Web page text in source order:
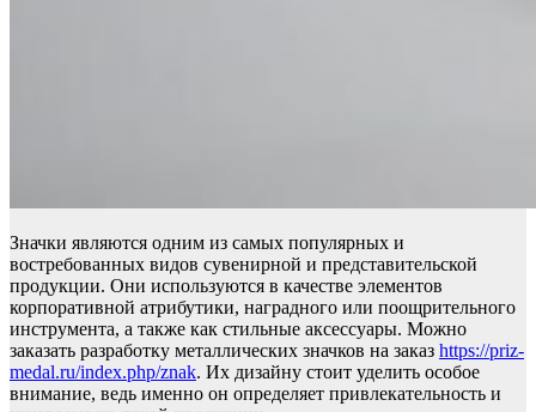
Значки являются одним из самых популярных и
востребованных видов сувенирной и представительской
продукции. Они используются в качестве элементов
корпоративной атрибутики, наградного или поощрительного
инструмента, а также как стильные аксессуары. Можно
заказать разработку металлических значков на заказ https://priz-
medal.ru/index.php/znak. Их дизайну стоит уделить особое
внимание, ведь именно он определяет привлекательность и